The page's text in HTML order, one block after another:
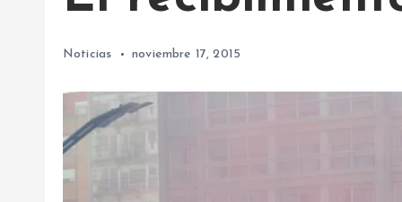
Noticias noviembre 17, 2015